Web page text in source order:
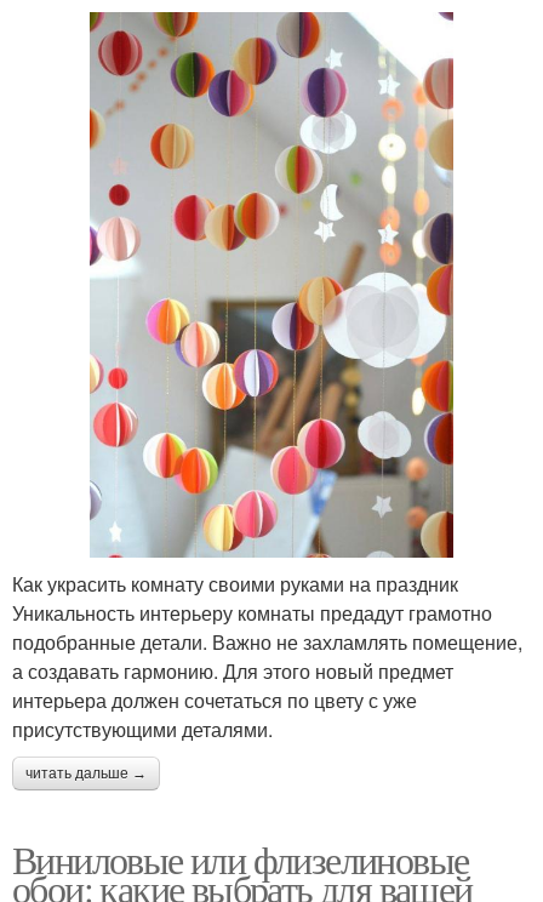
Как украсить комнату своими руками на праздник
Уникальность интерьеру комнаты предадут грамотно
подобранные детали. Важно не захламлять помещение,
а создавать гармонию. Для этого новый предмет
интерьера должен сочетаться по цвету с уже
присутствующими деталями.
читать дальше →
Виниловые или флизелиновые
обои: какие выбрать для вашей